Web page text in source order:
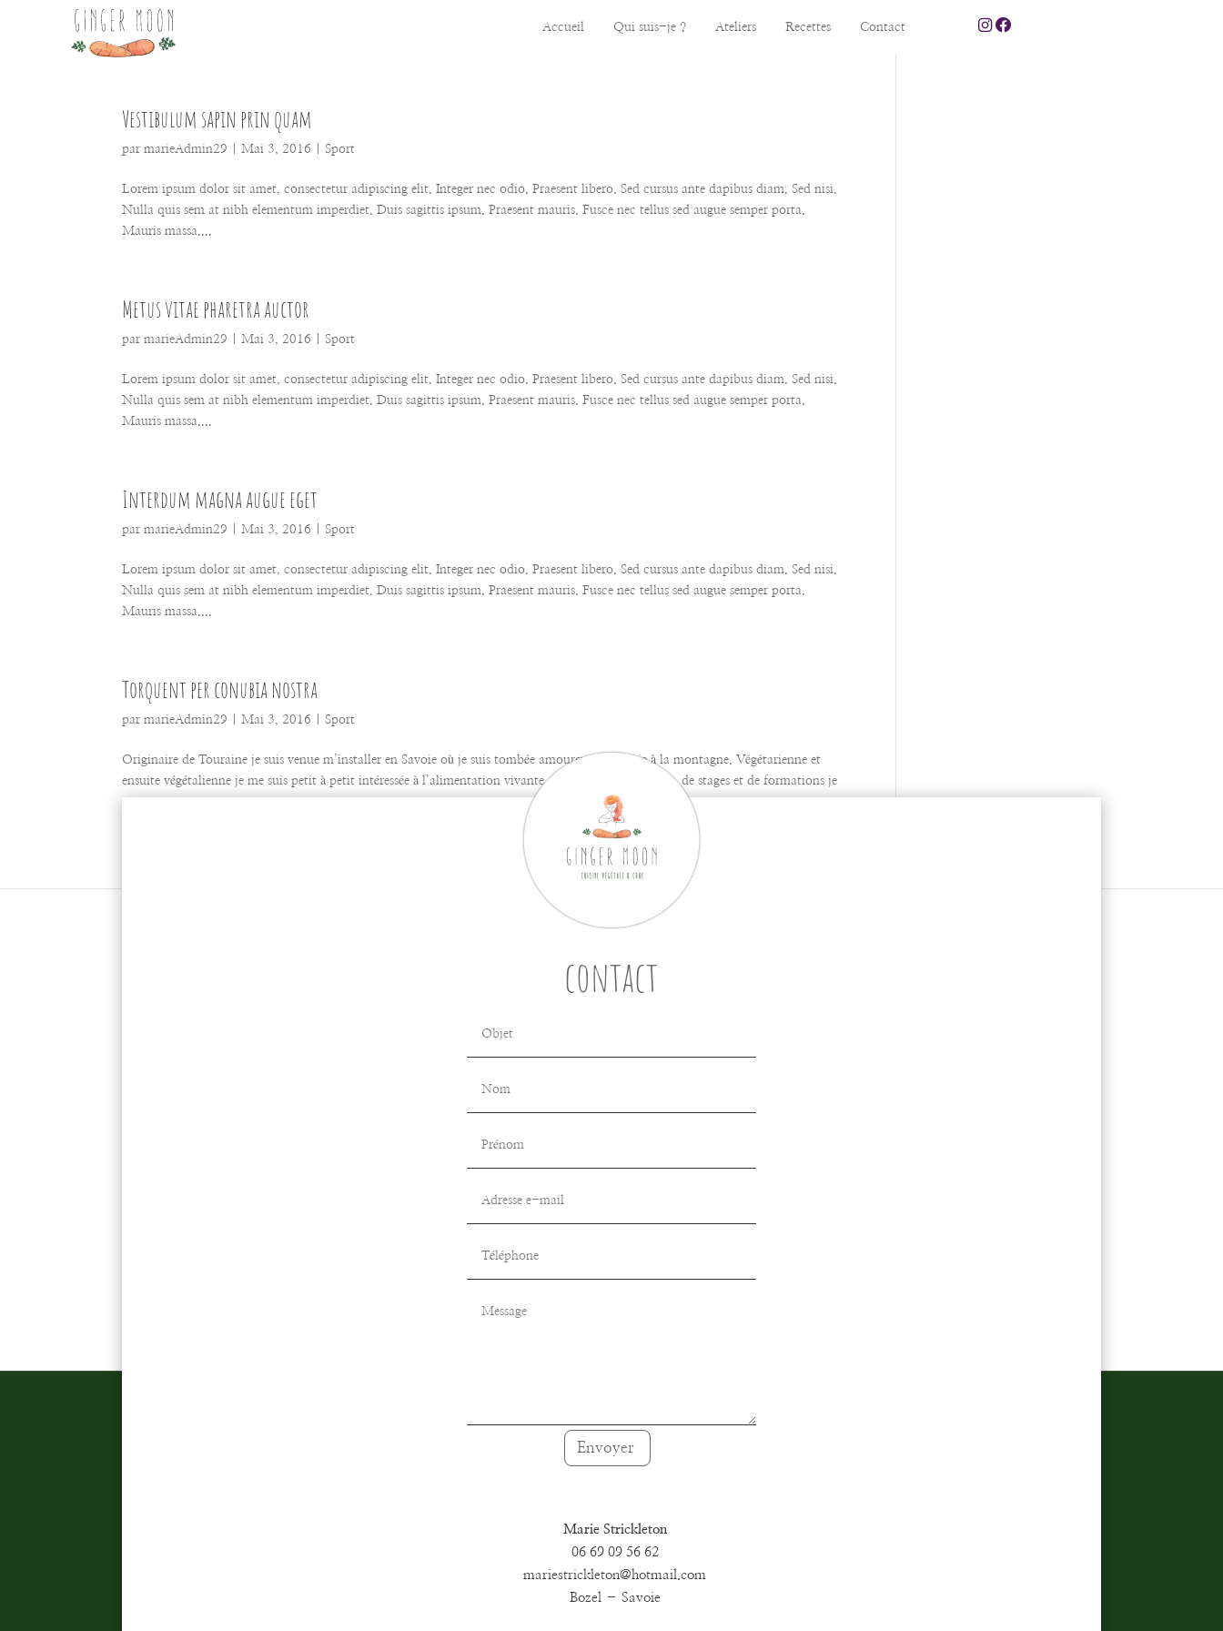
Accueil Qui suis-je ? Ateliers Recettes Contact
Vestibulum sapin prin quam
parmarieAdmin29 |Mai 3, 2016 |Sport
Lorem ipsum dolor sit amet, consectetur adipiscing elit. Integer nec odio. Praesent libero. Sed cursus ante dapibus diam. Sed nisi.
Nulla quis sem at nibh elementum imperdiet. Duis sagittis ipsum. Praesent mauris. Fusce nec tellus sed augue semper porta.
Mauris massa....
Metus vitae pharetra auctor
parmarieAdmin29 |Mai 3, 2016 |Sport
Lorem ipsum dolor sit amet, consectetur adipiscing elit. Integer nec odio. Praesent libero. Sed cursus ante dapibus diam. Sed nisi.
Nulla quis sem at nibh elementum imperdiet. Duis sagittis ipsum. Praesent mauris. Fusce nec tellus sed augue semper porta.
Mauris massa....
Interdum magna augue eget
parmarieAdmin29 |Mai 3, 2016 |Sport
Lorem ipsum dolor sit amet, consectetur adipiscing elit. Integer nec odio. Praesent libero. Sed cursus ante dapibus diam. Sed nisi.
Nulla quis sem at nibh elementum imperdiet. Duis sagittis ipsum. Praesent mauris. Fusce nec tellus sed augue semper porta.
Mauris massa....
Torquent per conubia nostra
parmarieAdmin29 |Mai 3, 2016 |Sport
Originaire de Touraine je suis venue m’installer en Savoie où je suis tombée amoureuse de la vie à la montagne. Végétarienne et
ensuite végétalienne je me suis petit à petit intéressée à l’alimentation vivante. Par le biais d’ouvrages, de stages et de formations je
contact
Envoyer
Marie Strickleton
06 69 09 56 62
mariestrickleton@hotmail.com
Bozel – Savoie